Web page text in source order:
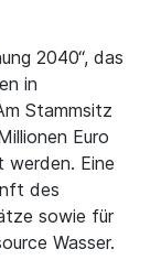
2040“, das
in
Stammsitz
Euro
werden. Eine
des
sowie für
Wasser.